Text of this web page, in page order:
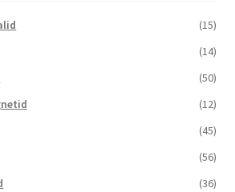
(15)
(14)
(50)
(12)
(45)
(56)
(36)